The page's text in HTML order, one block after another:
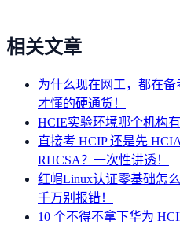
相关文章
为什么现在网工，都在
才懂的硬通货！
HCIE实验环境哪个机构
直接考 HCIP 还是先
RHCSA？一次性讲透！
红帽Linux认证零基础怎
千万别报错！
10 个不得不拿下华为